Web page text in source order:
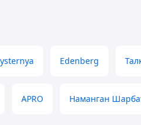
Edenberg
APRO Наманган